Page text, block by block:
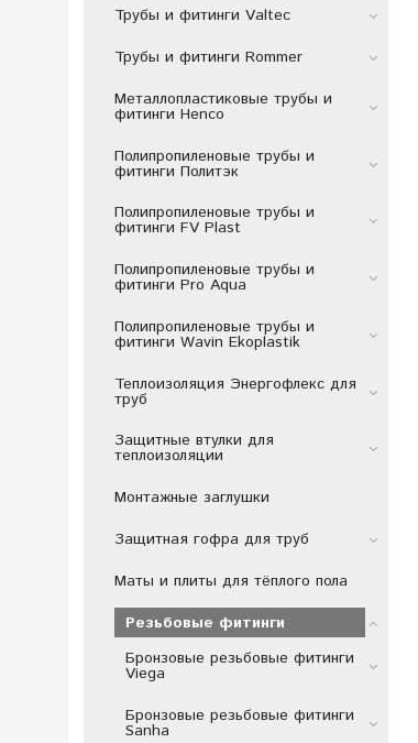
Трубы и фитинги Valtec
Трубы и фитинги Rommer
Металлопластиковые трубы и
фитинги Henco
Полипропиленовые трубы и
фитинги Политэк
Полипропиленовые трубы и
фитинги FV Plast
Полипропиленовые трубы и
фитинги Pro Aqua
Полипропиленовые трубы и
фитинги Wavin Ekoplastik
Теплоизоляция Энергофлекс для
труб
Защитные втулки для
теплоизоляции
Монтажные заглушки
Защитная гофра для труб
Маты и плиты для тёплого пола
Резьбовые фитинги
Бронзовые резьбовые фитинги
Viega
Бронзовые резьбовые фитинги
Sanha